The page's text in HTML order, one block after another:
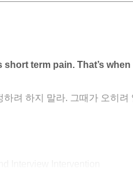
term pain. That’s when
려 하지 말라. 그때가 오히려